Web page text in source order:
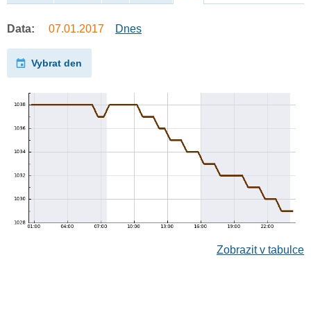
Data: 07.01.2017 Dnes
Vybrat den
Zobrazit v tabulce